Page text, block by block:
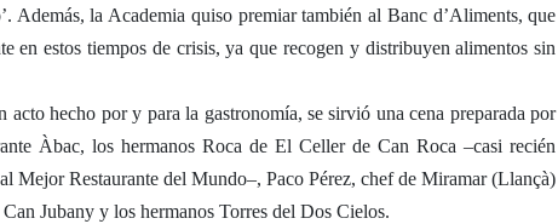
Además, la Academia quiso premiar también al Banc d’Aliments, que
en estos tiempos de crisis, ya que recogen y distribuyen alimentos sin
acto hecho por y para la gastronomía, se sirvió una cena preparada por
Àbac, los hermanos Roca de El Celler de Can Roca –casi recién
Mejor Restaurante del Mundo–, Paco Pérez, chef de Miramar (Llançà)
Jubany y los hermanos Torres del Dos Cielos.